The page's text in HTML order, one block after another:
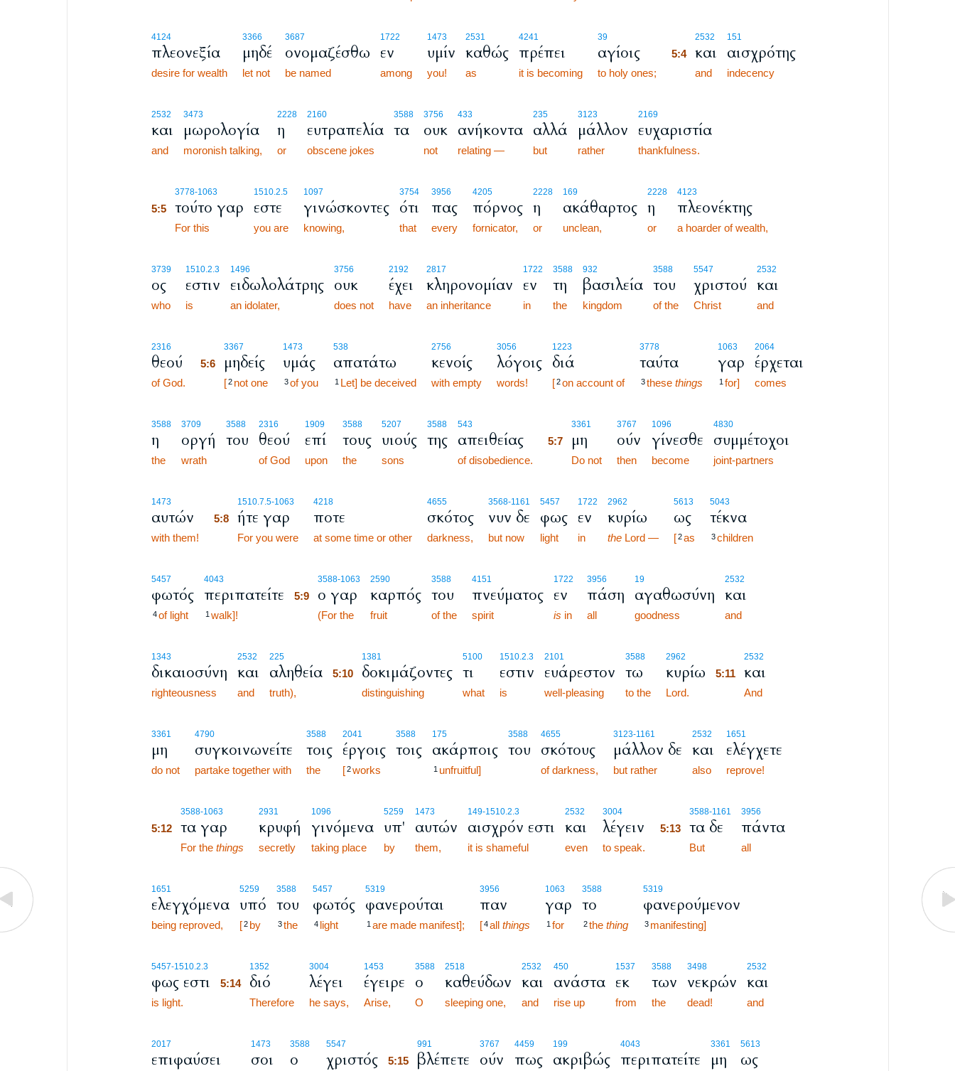
4124
πλεονεξία
desire for wealth
3366
μηδέ
let not
3687
ονομαζέσθω
be named
1722
εν
among
1473
υμίν
you!
2531
καθώς
as
4241
πρέπει
it is becoming
39
αγίοις
to holy ones;
2532
5:4 και
and
151
αισχρότης
indecency
2532
και
and
3473
μωρολογία
moronish talking,
2228
η
or
2160
ευτραπελία
obscene jokes
3588
τα
3756
ουκ
not
433
ανήκοντα
relating —
235
αλλά
but
3123
μάλλον
rather
2169
ευχαριστία
thankfulness.
3778-1063
5:5 τούτο γαρ
For this
1510.2.5
εστε
you are
1097
γινώσκοντες
knowing,
3754
ότι
that
3956
πας
every
4205
πόρνος
fornicator,
2228
η
or
169
ακάθαρτος
unclean,
2228
η
or
4123
πλεονέκτης
a hoarder of wealth,
3739
ος
who
1510.2.3
εστιν
is
1496
ειδωλολάτρης
an idolater,
3756
ουκ
does not
2192
έχει
have
2817
κληρονομίαν
an inheritance
1722
εν
in
3588
τη
the
932
βασιλεία
kingdom
3588
του
of the
5547
χριστού
Christ
2532
και
and
2316
θεού
of God.
3367
5:6 μηδείς
[ 2 not one
1473
υμάς
3 of you
538
απατάτω
1 Let] be deceived
2756
κενοίς
with empty
3056
λόγοις
words!
1223
διά
[ 2 on account of
3778
ταύτα
3 these things
1063
γαρ
1 for]
2064
έρχεται
comes
3588
η
the
3709
οργή
wrath
3588
του
2316
θεού
of God
1909
επί
upon
3588
τους
the
5207
υιούς
sons
3588
της
543
απειθείας
of disobedience.
3361
5:7 μη
Do not
3767
ούν
then
1096
γίνεσθε
become
4830
συμμέτοχοι
joint-partners
1473
αυτών
with them!
1510.7.5-1063
5:8 ήτε γαρ
For you were
4218
ποτε
at some time or other
4655
σκότος
darkness,
3568-1161
νυν δε
but now
5457
φως
light
1722
εν
in
2962
κυρίω
theLord —
5613
ως
[ 2 as
5043
τέκνα
3 children
5457
φωτός
4 of light
4043
περιπατείτε
1 walk]!
3588-1063
5:9 ο γαρ
(For the
2590
καρπός
fruit
3588
του
of the
4151
πνεύματος
spirit
1722
εν
is in
3956
πάση
all
19
αγαθωσύνη
goodness
2532
και
and
1343
δικαιοσύνη
righteousness
2532
και
and
225
αληθεία
truth),
1381
5:10 δοκιμάζοντες
distinguishing
5100
τι
what
1510.2.3
εστιν
is
2101
ευάρεστον
well-pleasing
3588
τω
to the
2962
κυρίω
Lord.
2532
5:11 και
And
3361
μη
do not
4790
συγκοινωνείτε
partake together with
3588
τοις
the
2041
έργοις
[ 2 works
3588
τοις
175
ακάρποις
1 unfruitful]
3588
του
4655
σκότους
of darkness,
3123-1161
μάλλον δε
but rather
2532
και
also
1651
ελέγχετε
reprove!
3588-1063
5:12 τα γαρ
For the things
2931
κρυφή
secretly
1096
γινόμενα
taking place
5259
υπ'
by
1473
αυτών
them,
149-1510.2.3
αισχρόν εστι
it is shameful
2532
και
even
3004
λέγειν
to speak.
3588-1161
5:13 τα δε
But
3956
πάντα
all
1651
ελεγχόμενα
being reproved,
5259
υπό
[ 2 by
3588
του
3 the
5457
φωτός
4 light
5319
φανερούται
1 are made manifest];
3956
παν
[ 4 all things
1063
γαρ
1 for
3588
το
2 the thing
5319
φανερούμενον
3 manifesting]
5457-1510.2.3
φως εστι
is light.
1352
5:14 διό
Therefore
3004
λέγει
he says,
1453
έγειρε
Arise,
3588
ο
O
2518
καθεύδων
sleeping one,
2532
και
and
450
ανάστα
rise up
1537
εκ
from
3588
των
the
3498
νεκρών
dead!
2532
και
and
2017
επιφαύσει
1473
σοι
3588
ο
5547
χριστός
991
5:15 βλέπετε
3767
ούν
4459
πως
199
ακριβώς
4043
περιπατείτε
3361
μη
5613
ως